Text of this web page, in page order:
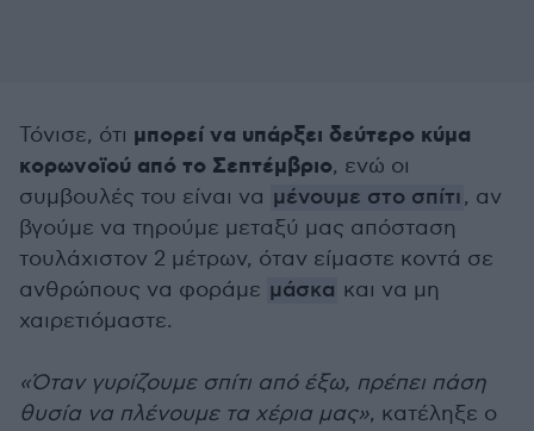
Τόνισε, ότι μπορεί να υπάρξει δεύτερο κύμα
κορωνοϊού από το Σεπτέμβριο, ενώ οι
συμβουλές του είναι να μένουμε στο σπίτι, αν
βγούμε να τηρούμε μεταξύ μας απόσταση
τουλάχιστον 2 μέτρων, όταν είμαστε κοντά σε
ανθρώπους να φοράμε μάσκα και να μη
χαιρετιόμαστε.
«Όταν γυρίζουμε σπίτι από έξω, πρέπει πάση
θυσία να πλένουμε τα χέρια μας», κατέληξε ο